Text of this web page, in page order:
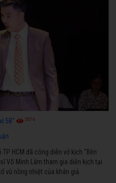
5B" 2074
HCM đã công diễn vở kịch "Bên
Võ Minh Lâm tham gia diễn kịch tại
vũ nồng nhiệt của khán giả.